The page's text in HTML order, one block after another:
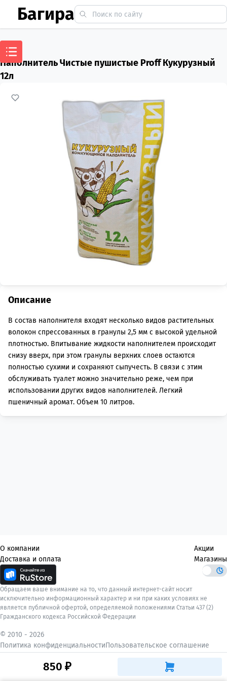
Багира
Наполнитель Чистые пушистые Proff Кукурузный
12л
850 ₽
Описание
В состав наполнителя входят несколько видов растительных
волокон спрессованных в гранулы 2,5 мм с высокой удельной
плотностью. Впитывание жидкости наполнителем происходит
снизу вверх, при этом гранулы верхних слоев остаются
полностью сухими и сохраняют сыпучесть. В связи с этим
обслуживать туалет можно значительно реже, чем при
использовании других видов наполнителей. Легкий
пшеничный аромат. Объем 10 литров.
О компании
Доставка и оплата
Акции
Магазины
Обращаем ваше внимание на то, что данный интернет-сайт носит
исключительно информационный характер и ни при каких условиях не
является публичной офертой, определяемой положениями Статьи 437 (2)
Гражданского кодекса Российской Федерации
© 2010 - 2026
Политика конфиденциальностиПользовательское соглашение